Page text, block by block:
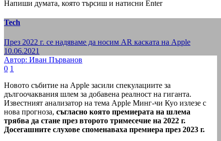
Напиши думата, която търсиш и натисни Enter
Tech
През 2022 г. се надяваме да носим AR каската на Apple
10.06.2021
Автор: Иван Първанов
0 1
Новото събитие на Apple засили спекулациите за
дългоочаквания шлем за добавена реалност на гиганта.
Известният анализатор на тема Apple Минг-чи Куо излезе с
нова прогноза, съгласно която премиерата на шлема
трябва да стане през второто тримесечие на 2022 г.
Досегашните слухове споменаваха премиера през 2023 г.